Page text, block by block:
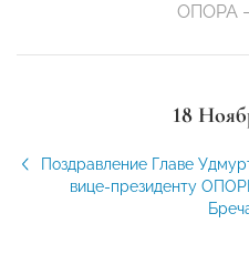
ОПОРА
18
Поздравление Главе
вице-президенту